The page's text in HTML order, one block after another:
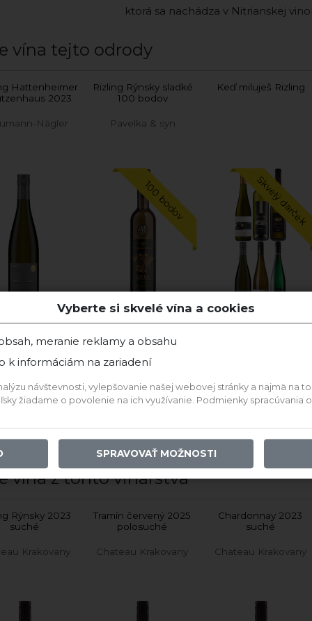
ktorá sa nachádza v Nitrianskej
vína tejto odrody
Hattenheimer
2023
Nägler
13,90 €
Rizling Rýnsky sladké
100 bodov
Pavelka & syn
100 bodov
32,99 €
Keď miluješ Rizling
Skvelý darček
64,58 €
vína z tohto vinárstva
Rýnsky 2023
suché
Krakovany
Tramín červený 2025
polosuché
Chateau Krakovany
Chardonnay 2023
suché
Chateau Krakovany
Vyberte si skvelé vína a cookies
meranie reklamy a obsahu
k informáciám na zariadení
návštevnosti, vylepšovanie našej webovej stránky a najmä na
žiadame o povolenie na ich využívanie. Podmienky spracúvania
SPRAVOVAŤ MOŽNOSTI